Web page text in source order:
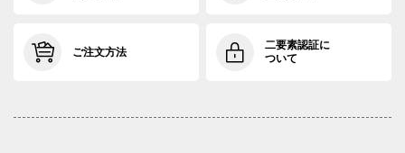
ご注文方法
二要素認証に
ついて